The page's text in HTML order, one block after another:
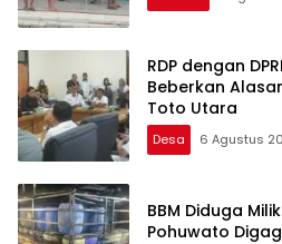
RDP dengan
Beberkan
Toto Utara
Desa 6 Agustus
BBM Diduga
Pohuwato